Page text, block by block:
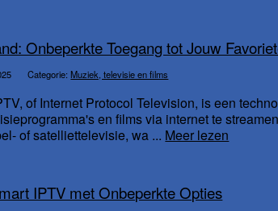
Onbeperkte Toegang tot Jouw
Categorie:Muziek, televisie en films
of Internet Protocol Television, is een
en films via internet te
of satelliettelevisie, wa ... Meer lezen
IPTV met Onbeperkte Opties